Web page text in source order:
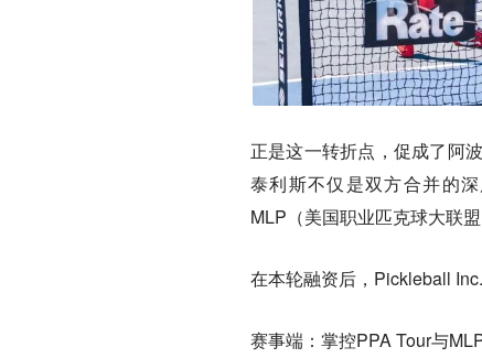
正是这一转折点，促成了阿
泰利斯不仅是双方合并的
MLP（美国职业匹克球大联
在本轮融资后，Pickleball
赛事端：掌控PPA Tour与